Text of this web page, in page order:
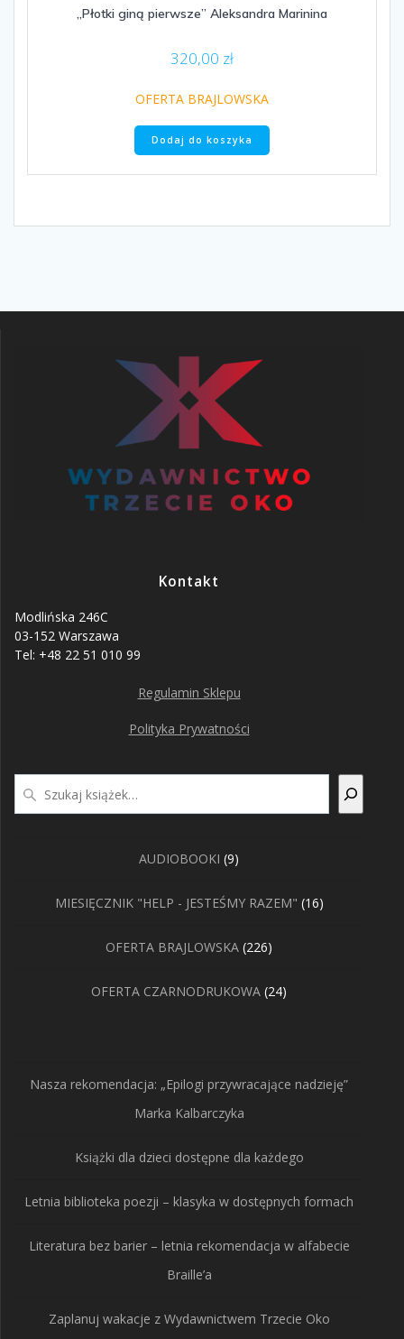
„Płotki giną pierwsze” Aleksandra Marinina
320,00 zł
OFERTA BRAJLOWSKA
Dodaj do koszyka
Kontakt
Modlińska 246C
03-152 Warszawa
Tel: +48 22 51 010 99
Regulamin Sklepu
Polityka Prywatności
AUDIOBOOKI 99
MIESIĘCZNIK "HELP - JESTEŚMY RAZEM" 1616
OFERTA BRAJLOWSKA 226226
OFERTA CZARNODRUKOWA 2424
Nasza rekomendacja: „Epilogi przywracające nadzieję”
Marka Kalbarczyka
Książki dla dzieci dostępne dla każdego
Letnia biblioteka poezji – klasyka w dostępnych formach
Literatura bez barier – letnia rekomendacja w alfabecie
Braille’a
Zaplanuj wakacje z Wydawnictwem Trzecie Oko